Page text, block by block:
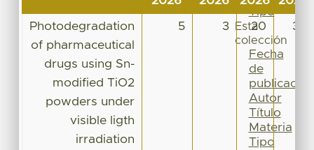
Photodegradation
of pharmaceutical
drugs using Sn-
modified TiO2
powders under
visible ligth
irradiation
5 3 20 37
Tipo
Esta
colección
Fecha
de
publicación
Autor
Título
Materia
Tipo